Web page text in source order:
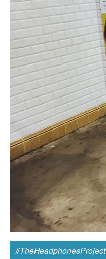
#TheHeadphonesProject